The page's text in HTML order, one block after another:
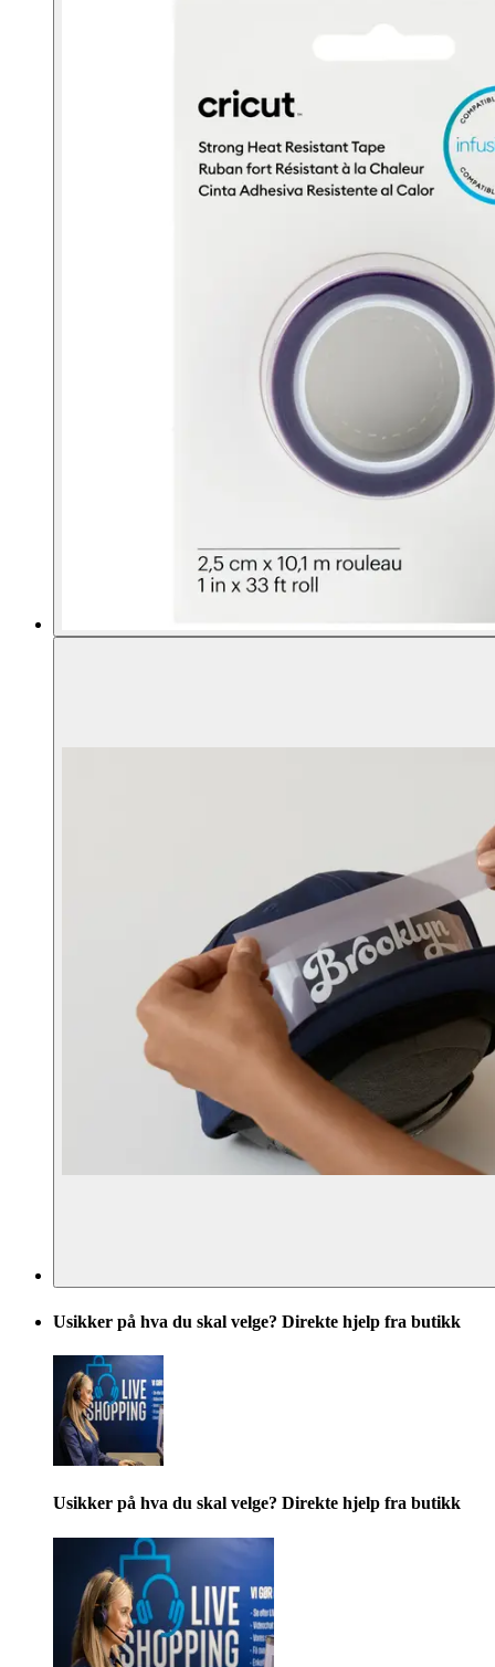
Usikker på hva du skal velge? Direkte hjelp fra butikk
Usikker på hva du skal velge? Direkte hjelp fra butikk